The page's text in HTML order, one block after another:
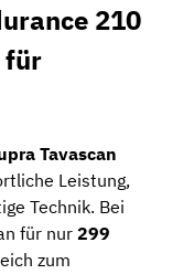
210
für
Tavascan
Leistung,
Technik. Bei
für nur 299
zum